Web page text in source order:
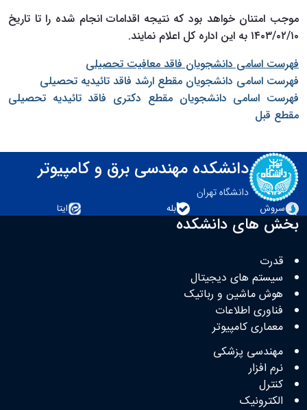
موجب امتنان خواهد بود که نتیجه اقدامات انجام شده را تا تاریخ
۱۴۰۳/۰۲/۱۰ به این اداره کل اعلام نمایند
.
فهرست اسامی دانشجویان فاقد معافیت تحصیلی
فهرست اسامی دانشجویان مقطع ارشد فاقد تائیدیه تحصیلی
فهرست اسامی دانشجویان مقطع دکتری فاقد تائیدیه تحصیلی
مقطع قبل
دانشکده مهندسی برق و کامپیوتر
دانشگاه تهران
سروش
بله ایتا
بخش های دانشکده
قدرت
سیستم های دیجیتال
هوش ماشین و رباتیک
فناوری اطلاعات
معماری کامپیوتر
مهندسی پزشکی
نرم افزار
کنترل
الکترونیک